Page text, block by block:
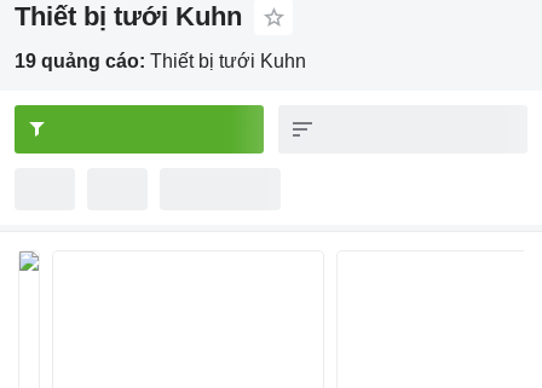
Thiết bị tưới Kuhn
19 quảng cáo: Thiết bị tưới Kuhn